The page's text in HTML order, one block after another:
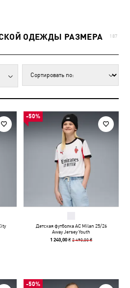
ОДЕЖДЫ РАЗМЕРА
187
-50%
Детская футболка AC Milan 25/26
Away Jersey Youth
1 240,00 ₴2 490,00 ₴
-50%